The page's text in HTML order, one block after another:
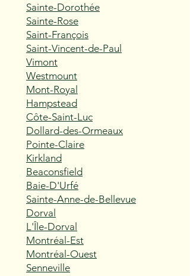
Sainte-Dorothée
Sainte-Rose
Saint-François
Saint-Vincent-de-Paul
Vimont
Westmount
Mont-Royal
Hampstead
Côte-Saint-Luc
Dollard-des-Ormeaux
Pointe-Claire
Kirkland
Beaconsfield
Baie-D'Urfé
Sainte-Anne-de-Bellevue
Dorval
L'Île-Dorval
Montréal-Est
Montréal-Ouest
Senneville